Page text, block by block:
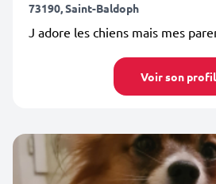
73190, Saint-Baldoph
J adore les chiens mais mes
Voir son profil